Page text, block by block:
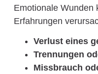
Emotionale Wunden
Erfahrungen
Verlust eines
Trennungen
Missbrauch